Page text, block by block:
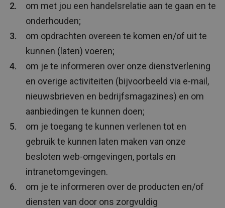
om met jou een handelsrelatie aan te gaan en te
onderhouden;
om opdrachten overeen te komen en/of uit te
kunnen (laten) voeren;
om je te informeren over onze dienstverlening
en overige activiteiten (bijvoorbeeld via e-mail,
nieuwsbrieven en bedrijfsmagazines) en om
aanbiedingen te kunnen doen;
om je toegang te kunnen verlenen tot en
gebruik te kunnen laten maken van onze
besloten web-omgevingen, portals en
intranetomgevingen.
om je te informeren over de producten en/of
diensten van door ons zorgvuldig